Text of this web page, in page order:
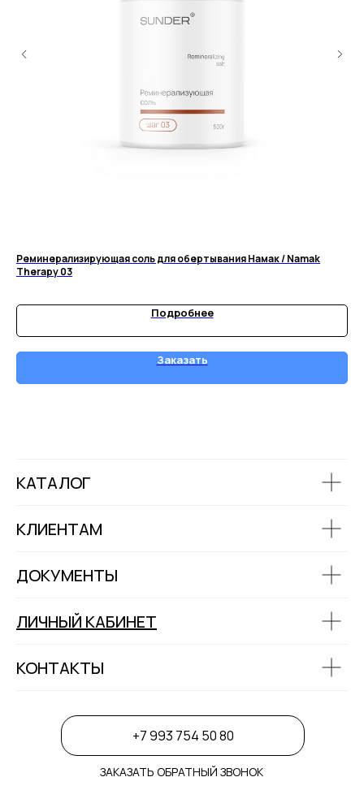
Реминерализирующая соль для обертывания Намак / Namak
Therapy 03
Подробнее
Заказать
КАТАЛОГ
КЛИЕНТАМ
ДОКУМЕНТЫ
ЛИЧНЫЙ КАБИНЕТ
КОНТАКТЫ
+7 993 754 50 80
ЗАКАЗАТЬ ОБРАТНЫЙ ЗВОНОК